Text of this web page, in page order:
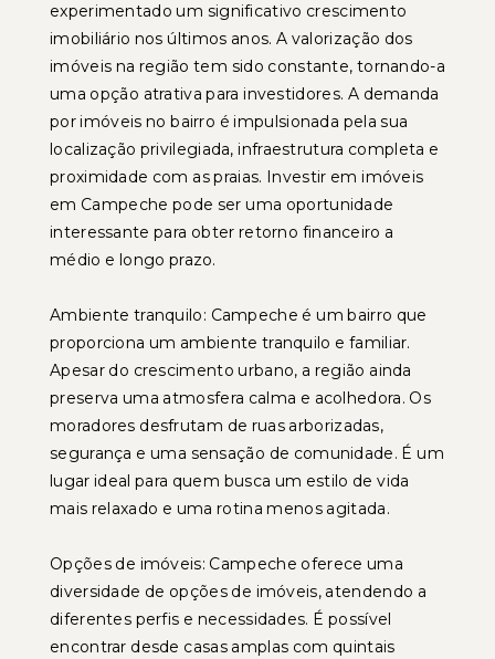
experimentado um significativo crescimento
imobiliário nos últimos anos. A valorização dos
imóveis na região tem sido constante, tornando-a
uma opção atrativa para investidores. A demanda
por imóveis no bairro é impulsionada pela sua
localização privilegiada, infraestrutura completa e
proximidade com as praias. Investir em imóveis
em Campeche pode ser uma oportunidade
interessante para obter retorno financeiro a
médio e longo prazo.
Ambiente tranquilo: Campeche é um bairro que
proporciona um ambiente tranquilo e familiar.
Apesar do crescimento urbano, a região ainda
preserva uma atmosfera calma e acolhedora. Os
moradores desfrutam de ruas arborizadas,
segurança e uma sensação de comunidade. É um
lugar ideal para quem busca um estilo de vida
mais relaxado e uma rotina menos agitada.
Opções de imóveis: Campeche oferece uma
diversidade de opções de imóveis, atendendo a
diferentes perfis e necessidades. É possível
encontrar desde casas amplas com quintais